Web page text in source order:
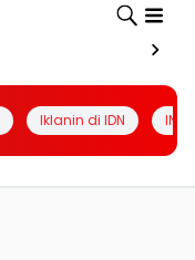
Iklanin di IDN